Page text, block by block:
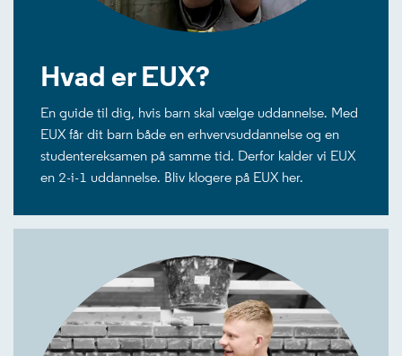
Hvad er EUX?
En guide til dig, hvis barn skal vælge uddannelse. Med
EUX får dit barn både en erhvervsuddannelse og en
studentereksamen på samme tid. Derfor kalder vi EUX
en 2-i-1 uddannelse. Bliv klogere på EUX her.